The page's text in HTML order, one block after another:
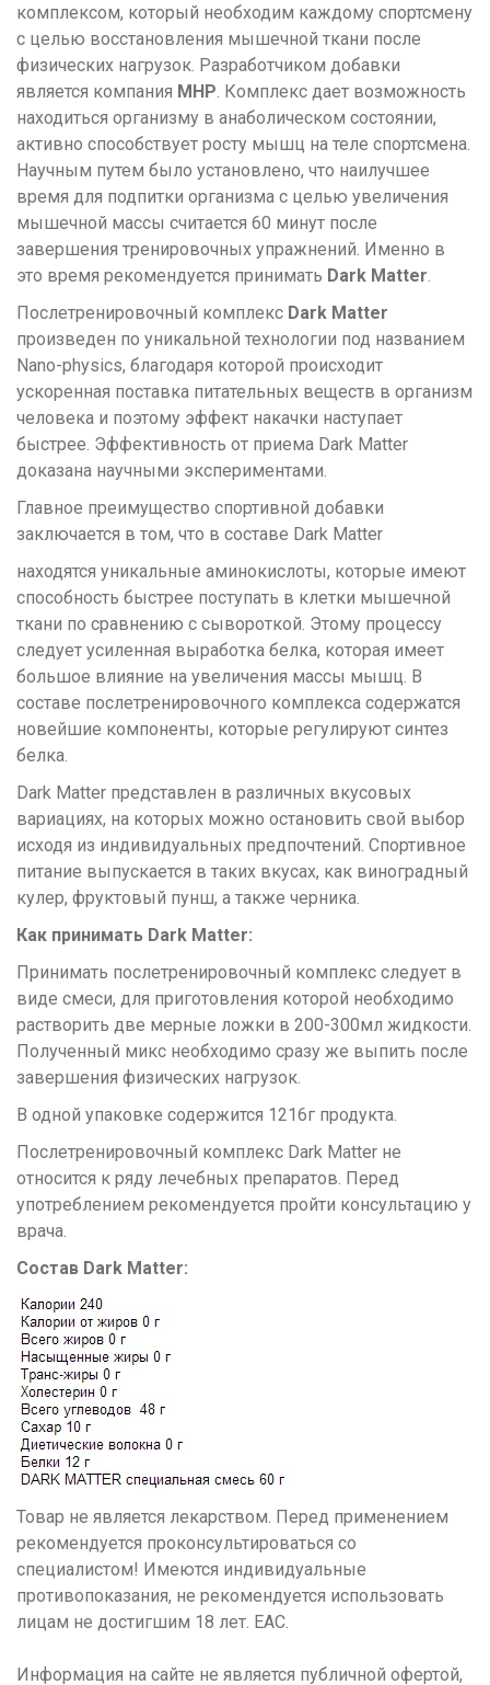
комплексом, который необходим каждому спортсмену
с целью восстановления мышечной ткани после
физических нагрузок. Разработчиком добавки
является компания МНР . Комплекс дает возможность
находиться организму в анаболическом состоянии,
активно способствует росту мышц на теле спортсмена.
Научным путем было установлено, что наилучшее
время для подпитки организма с целью увеличения
мышечной массы считается 60 минут после
завершения тренировочных упражнений. Именно в
это время рекомендуется принимать Dark Matter
Послетренировочный комплекс Dark Matter
произведен по уникальной технологии под названием
Nano-physics, благодаря которой происходит
ускоренная поставка питательных веществ в организм
человека и поэтому эффект накачки наступает
быстрее. Эффективность от приема Dark Matter
доказана научными экспериментами.
Главное преимущество спортивной добавки
заключается в том, что в составе Dark Matter
находятся уникальные аминокислоты, которые имеют
способность быстрее поступать в клетки мышечной
ткани по сравнению с сывороткой. Этому процессу
следует усиленная выработка белка, которая имеет
большое влияние на увеличения массы мышц. В
составе послетренировочного комплекса содержатся
новейшие компоненты, которые регулируют синтез
белка.
Dark Matter представлен в различных вкусовых
вариациях, на которых можно остановить свой выбор
исходя из индивидуальных предпочтений. Спортивное
питание выпускается в таких вкусах, как виноградный
кулер, фруктовый пунш, а также черника.
Как принимать Dark Matter:
Принимать послетренировочный комплекс следует в
виде смеси, для приготовления которой необходимо
растворить две мерные ложки в 200-300мл жидкости.
Полученный микс необходимо сразу же выпить после
завершения физических нагрузок.
В одной упаковке содержится 1216г продукта.
Послетренировочный комплекс Dark Matter не
относится к ряду лечебных препаратов. Перед
употреблением рекомендуется пройти консультацию у
врача.
Состав Dark Matter:
Товар не является лекарством. Перед применением
рекомендуется проконсультироваться со
специалистом! Имеются индивидуальные
противопоказания, не рекомендуется использовать
лицам не достигшим 18 лет. ЕАС.
Информация на сайте не является публичной офертой,